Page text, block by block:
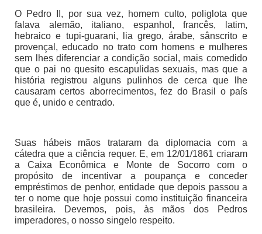
O Pedro II, por sua vez, homem culto, poliglota que
falava alemão, italiano, espanhol, francês, latim,
hebraico e tupi-guarani, lia grego, árabe, sânscrito e
provençal, educado no trato com homens e mulheres
sem lhes diferenciar a condição social, mais comedido
que o pai no quesito escapulidas sexuais, mas que a
história registrou alguns pulinhos de cerca que lhe
causaram certos aborrecimentos, fez do Brasil o país
que é, unido e centrado.
Suas hábeis mãos trataram da diplomacia com a
cátedra que a ciência requer. E, em 12/01/1861 criaram
a Caixa Econômica e Monte de Socorro com o
propósito de incentivar a poupança e conceder
empréstimos de penhor, entidade que depois passou a
ter o nome que hoje possui como instituição financeira
brasileira. Devemos, pois, às mãos dos Pedros
imperadores, o nosso singelo respeito.